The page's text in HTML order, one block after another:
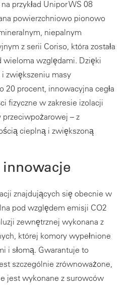
przykład Unipor WS 08
powierzchniowo pionowo
niepalnym
z serii Coriso, która została
wieloma względami. Dzięki
zwiększeniu masy
20 procent, innowacyjna cegła
fizyczne w zakresie izolacji
– z
cieplną i zwiększoną
znajdujących się obecnie w
pod względem emisji CO2
zewnętrznej wykonana z
której komory wypełnione
i słomą. Gwarantuje to
szczególnie zrównoważone,
jest wykonane z surowców